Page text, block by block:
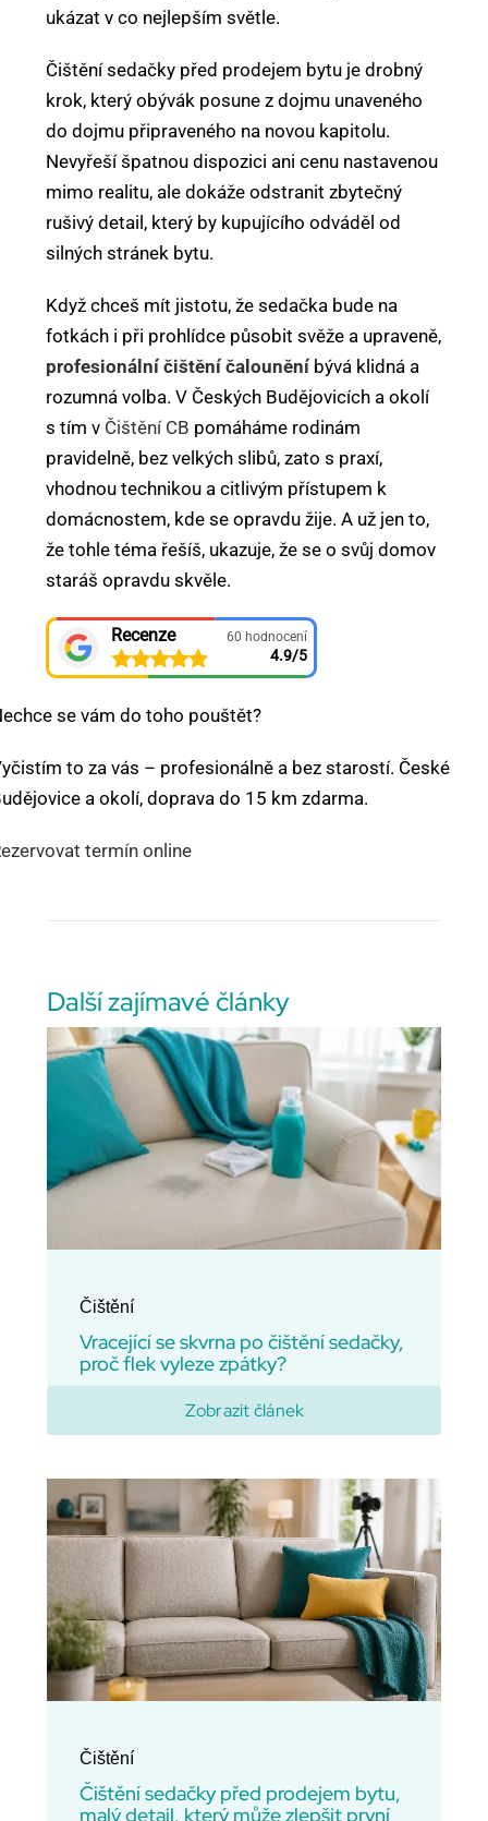
ukázat v co nejlepším světle.
Čištění sedačky před prodejem bytu je drobný
krok, který obývák posune z dojmu unaveného
do dojmu připraveného na novou kapitolu.
Nevyřeší špatnou dispozici ani cenu nastavenou
mimo realitu, ale dokáže odstranit zbytečný
rušivý detail, který by kupujícího odváděl od
silných stránek bytu.
Když chceš mít jistotu, že sedačka bude na
fotkách i při prohlídce působit svěže a upraveně,
profesionální čištění čalounění bývá klidná a
rozumná volba. V Českých Budějovicích a okolí
s tím v Čištění CB pomáháme rodinám
pravidelně, bez velkých slibů, zato s praxí,
vhodnou technikou a citlivým přístupem k
domácnostem, kde se opravdu žije. A už jen to,
že tohle téma řešíš, ukazuje, že se o svůj domov
staráš opravdu skvěle.
se vám do toho pouštět?
to za vás – profesionálně a bez starostí. České
a okolí, doprava do 15 km zdarma.
termín online
Další zajímavé články
Čištění
Vracející se skvrna po čištění sedačky,
proč flek vyleze zpátky?
Zobrazit článek
Čištění
Čištění sedačky před prodejem bytu,
malý detail, který může zlepšit první